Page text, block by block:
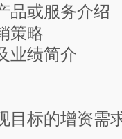
或服务介绍
策略
绩简介
标的增资需